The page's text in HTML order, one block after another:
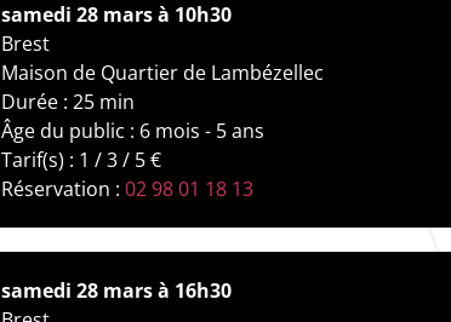
samedi 28 mars à 10h30
Brest
Maison de Quartier de Lambézellec
Durée : 25 min
Âge du public : 6 mois - 5 ans
Tarif(s) : 1 / 3 / 5 €
Réservation :02 98 01 18 13
samedi 28 mars à 16h30